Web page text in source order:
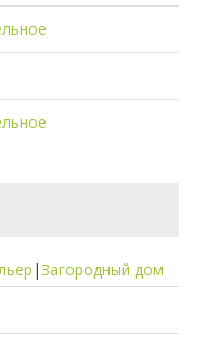
|Загородный дом